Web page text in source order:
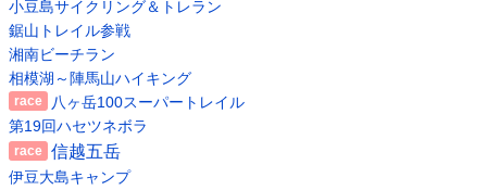
小豆島サイクリング＆トレラン
鋸山トレイル参戦
湘南ビーチラン
相模湖～陣馬山ハイキング
八ヶ岳100スーパートレイル
第19回ハセツネボラ
信越五岳
伊豆大島キャンプ